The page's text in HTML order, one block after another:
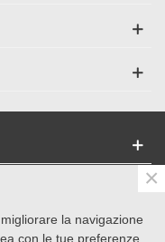
la navigazione
con le tue preferenze.
×